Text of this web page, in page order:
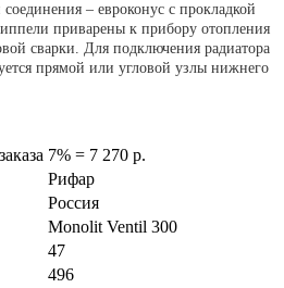
– евроконус с прокладкой
приварены к прибору отопления
сварки. Для подключения радиатора
прямой или угловой узлы нижнего
7% = 7 270 р.
Рифар
Россия
Monolit Ventil 300
47
496